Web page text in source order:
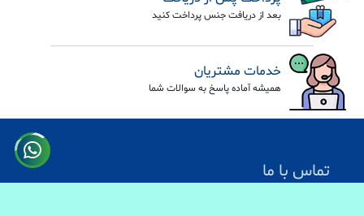
بعد از دریافت جنس پرداخت کنید
خدمات مشتریان
همیشه آماده پاسخ به سوالات شما
تماس با ما